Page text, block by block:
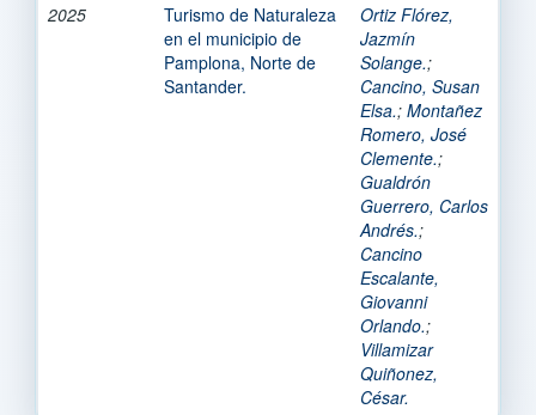
2025
Turismo de Naturaleza
en el municipio de
Pamplona, Norte de
Santander.
Ortiz Flórez,
Jazmín
Solange.;
Cancino, Susan
Elsa.; Montañez
Romero, José
Clemente.;
Gualdrón
Guerrero, Carlos
Andrés.;
Cancino
Escalante,
Giovanni
Orlando.;
Villamizar
Quiñonez,
César.